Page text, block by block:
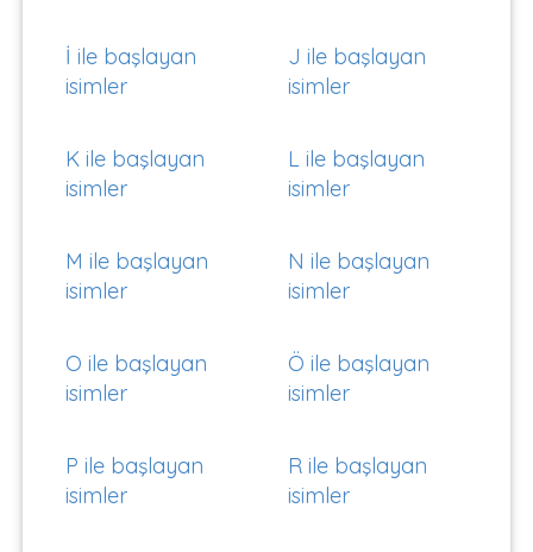
İ ile başlayan
isimler
J ile başlayan
isimler
K ile başlayan
isimler
L ile başlayan
isimler
M ile başlayan
isimler
N ile başlayan
isimler
O ile başlayan
isimler
Ö ile başlayan
isimler
P ile başlayan
isimler
R ile başlayan
isimler